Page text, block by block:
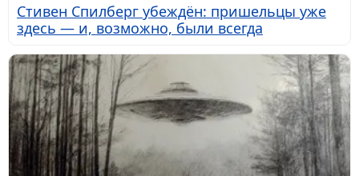
Стивен Спилберг убеждён: пришельцы уже
здесь — и, возможно, были всегда